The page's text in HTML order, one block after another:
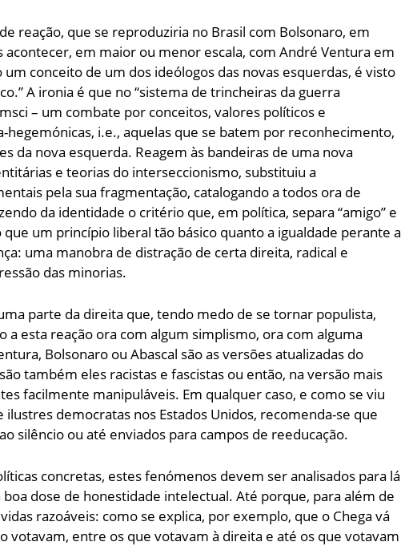
reação, que se reproduziria no Brasil com Bolsonaro, em
acontecer, em maior ou menor escala, com André Ventura em
conceito de um dos ideólogos das novas esquerdas, é visto
A ironia é que no “sistema de trincheiras da guerra
– um combate por conceitos, valores políticos e
i.e., aquelas que se batem por reconhecimento,
da nova esquerda. Reagem às bandeiras de uma nova
e teorias do interseccionismo, substituiu a
pela sua fragmentação, catalogando a todos ora de
da identidade o critério que, em política, separa “amigo” e
que um princípio liberal tão básico quanto a igualdade perante a
uma manobra de distração de certa direita, radical e
das minorias.
parte da direita que, tendo medo de se tornar populista,
esta reação ora com algum simplismo, ora com alguma
Bolsonaro ou Abascal são as versões atualizadas do
também eles racistas e fascistas ou então, na versão mais
facilmente manipuláveis. Em qualquer caso, e como se viu
democratas nos Estados Unidos, recomenda-se que
silêncio ou até enviados para campos de reeducação.
concretas, estes fenómenos devem ser analisados para lá
dose de honestidade intelectual. Até porque, para além de
razoáveis: como se explica, por exemplo, que o Chega vá
votavam, entre os que votavam à direita e até os que votavam